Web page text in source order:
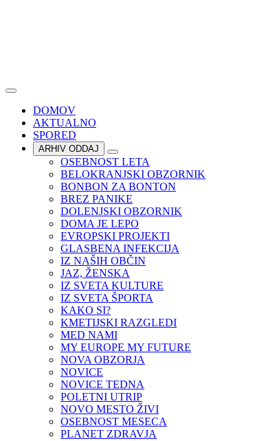
DOMOV
AKTUALNO
SPORED
ARHIV ODDAJ
OSEBNOST LETA
BELOKRANJSKI OBZORNIK
BONBON ZA BONTON
BREZ PANIKE
DOLENJSKI OBZORNIK
DOMA JE LEPO
EVROPSKI PROJEKTI
GLASBENA INFEKCIJA
IZ NAŠIH OBČIN
JAZ, ŽENSKA
IZ SVETA KULTURE
IZ SVETA ŠPORTA
KAKO SI?
KMETIJSKI RAZGLEDI
MED NAMI
MY EUROPE MY FUTURE
NOVA OBZORJA
NOVICE
NOVICE TEDNA
POLETNI UTRIP
NOVO MESTO ŽIVI
OSEBNOST MESECA
PLANET ZDRAVJA